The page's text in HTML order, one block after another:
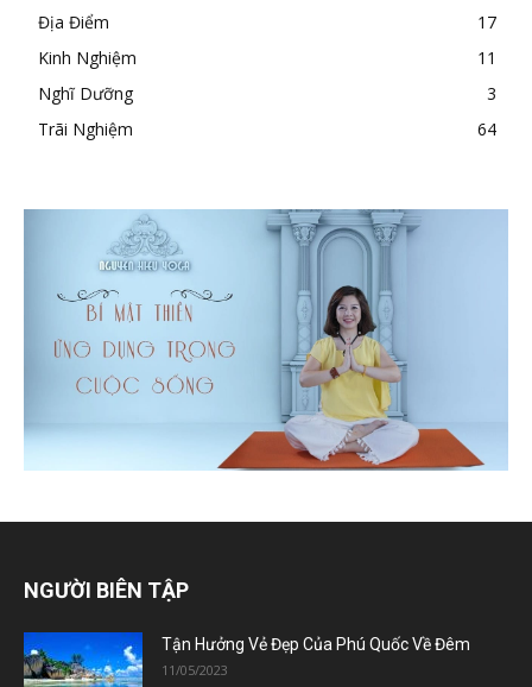
Địa Điểm
17
Kinh Nghiệm
11
Nghĩ Dưỡng
3
Trãi Nghiệm
64
NGƯỜI BIÊN TẬP
Tận Hưởng Vẻ Đẹp Của Phú Quốc Về Đêm
11/05/2023